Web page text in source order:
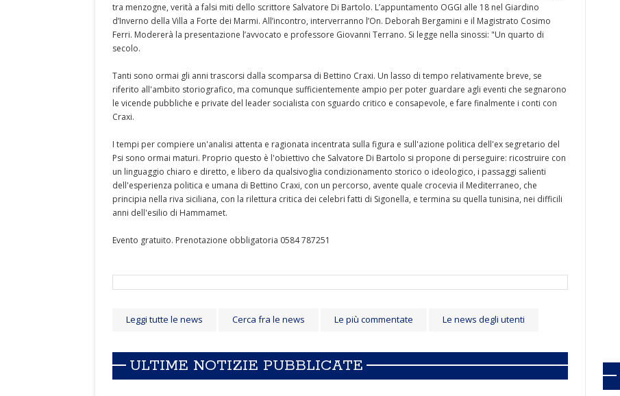
tra menzogne, verità a falsi miti dello scrittore Salvatore Di Bartolo. L’appuntamento OGGI alle 18 nel Giardino
d’Inverno della Villa a Forte dei Marmi. All’incontro, interverranno l’On. Deborah Bergamini e il Magistrato Cosimo
Ferri. Modererà la presentazione l’avvocato e professore Giovanni Terrano. Si legge nella sinossi: "Un quarto di
secolo.
Tanti sono ormai gli anni trascorsi dalla scomparsa di Bettino Craxi. Un lasso di tempo relativamente breve, se
riferito all'ambito storiografico, ma comunque sufficientemente ampio per poter guardare agli eventi che segnarono
le vicende pubbliche e private del leader socialista con sguardo critico e consapevole, e fare finalmente i conti con
Craxi.
I tempi per compiere un'analisi attenta e ragionata incentrata sulla figura e sull'azione politica dell'ex segretario del
Psi sono ormai maturi. Proprio questo è l'obiettivo che Salvatore Di Bartolo si propone di perseguire: ricostruire con
un linguaggio chiaro e diretto, e libero da qualsivoglia condizionamento storico o ideologico, i passaggi salienti
dell'esperienza politica e umana di Bettino Craxi, con un percorso, avente quale crocevia il Mediterraneo, che
principia nella riva siciliana, con la rilettura critica dei celebri fatti di Sigonella, e termina su quella tunisina, nei difficili
anni dell'esilio di Hammamet.
Evento gratuito. Prenotazione obbligatoria 0584 787251
Leggi tutte le news Cerca fra le news Le più commentate Le news degli utenti
ULTIME NOTIZIE PUBBLICATE